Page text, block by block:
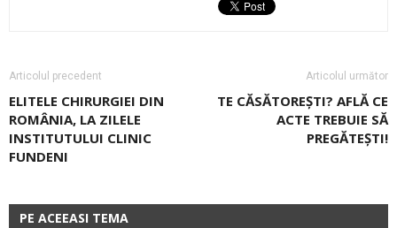
Articolul precedent
ELITELE CHIRURGIEI DIN
ROMÂNIA, LA ZILELE
INSTITUTULUI CLINIC
FUNDENI
Articolul următor
TE CĂSĂTOREȘTI? AFLĂ CE
ACTE TREBUIE SĂ
PREGĂTEȘTI!
PE ACEEASI TEMA